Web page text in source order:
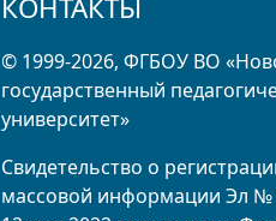
КОНТАКТЫ
© 1999-2026, ФГБОУ ВО
государственный
университет»
Свидетельство о
массовой информации Эл №